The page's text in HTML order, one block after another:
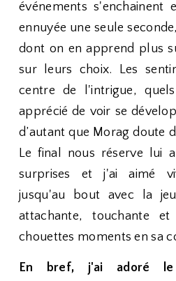
événements s'enchainent
ennuyée une seule
dont on en apprend plus
sur leurs choix. Les
centre de l'intrigue,
apprécié de voir se
d’autant que Morag doute
Le final nous réserve lui
surprises et j'ai aimé
jusqu'au bout avec la
attachante, touchante
chouettes moments en sa
En bref, j'ai adoré